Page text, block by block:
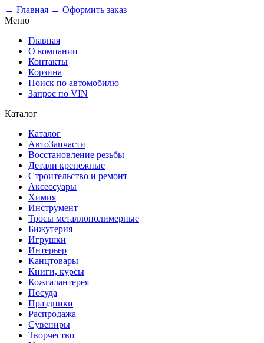
← Главная ← Оформить заказ
Меню
Главная
О компании
Контакты
Корзина
Поиск по автомобилю
Запрос по VIN
Каталог
Каталог
АвтоЗапчасти
Восстановление резьбы
Детали крепежные
Строительство и ремонт
Аксессуары
Химия
Инструмент
Тросы металлополимерные
Бижутерия
Игрушки
Интерьер
Канцтовары
Книги, курсы
Кожгалантерея
Посуда
Праздники
Распродажа
Сувениры
Творчество